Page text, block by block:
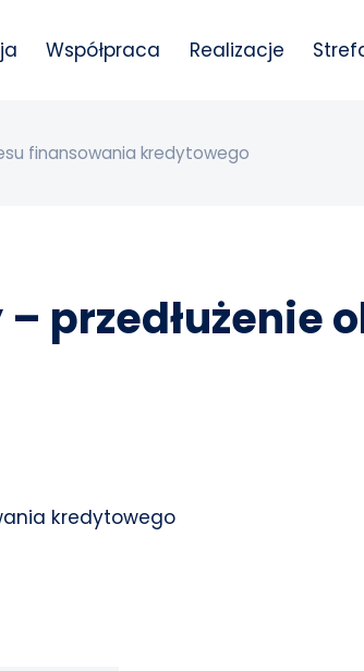
Współpraca Realizacje
finansowania kredytowego
przedłużenie
kredytowego